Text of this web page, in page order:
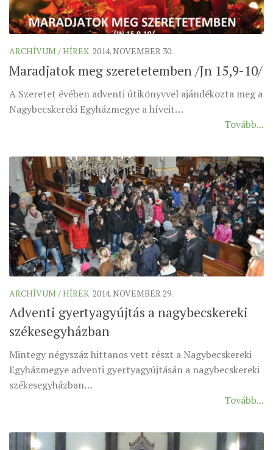
ZSINATI IRODA
KOORDINÁLÓ BIZOTTSÁG
ZSINATI TAGOK
MUNKADOKUMENTUMOK
ZSINATI HÍREK-ÚJSÁG
PASZTORÁLSZOCIOLÓGIAI FELMÉRÉS
MEGKÖZELÍTÉSBEN
ARCHÍVUM /HÍREK 2014. NOVEMBER 30.
Maradjatok meg szeretetemben /Jn 15,9-10/
A Szeretet évében adventi útikönyvvel ajándékozta meg a
Nagybecskereki Egyházmegye a híveit…
Tovább...
ARCHÍVUM /HÍREK 2014. NOVEMBER 29.
Adventi gyertyagyújtás a nagybecskereki
székesegyházban
Mintegy négyszáz hittanos vett részt a Nagybecskereki
Egyházmegye adventi gyertyagyújtásán a nagybecskereki
székesegyházban…
Tovább...